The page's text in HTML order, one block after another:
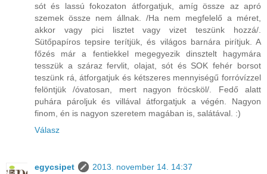
sót és lassú fokozaton átforgatjuk, amíg össze az apró
szemek össze nem állnak. /Ha nem megfelelő a méret,
akkor vagy pici lisztet vagy vizet teszünk hozzá/.
Sütőpapíros tepsire terítjük, és világos barnára pirítjuk. A
főzés már a fentiekkel megegyezik dinsztelt hagymára
tesszük a száraz fervlit, olajat, sót és SOK fehér borsot
teszünk rá, átforgatjuk és kétszeres mennyiségű forróvízzel
felöntjük /óvatosan, mert nagyon fröcsköl/. Fedő alatt
puhára pároljuk és villával átforgatjuk a végén. Nagyon
finom, én is nagyon szeretem magában is, salátával. :)
Válasz
egycsipet
2013. november 14. 14:37